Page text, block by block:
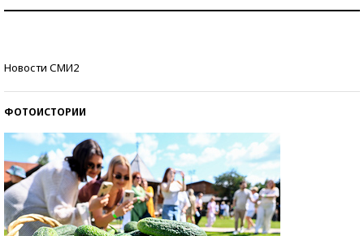
Новости СМИ2
ФОТОИСТОРИИ